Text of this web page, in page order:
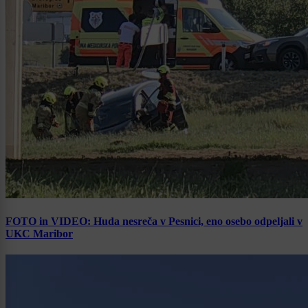
FOTO in VIDEO: Huda nesreča v Pesnici, eno osebo odpeljali v
UKC Maribor